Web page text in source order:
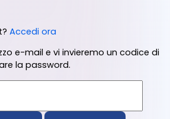
Accedi ora
e-mail e vi invieremo un codice di
la password.